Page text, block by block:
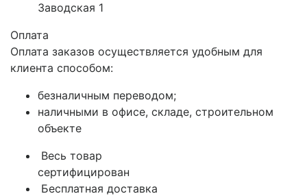
Заводская 1
Оплата
Оплата заказов осуществляется удобным для
клиента способом:
безналичным переводом;
наличными в офисе, складе, строительном
объекте
Весь товар
сертифицирован
Бесплатная доставка